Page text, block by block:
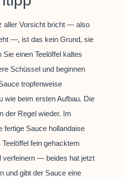
aller Vorsicht bricht — also
—, ist das kein Grund, sie
einen Teelöffel kaltes
Schüssel und beginnen
tropfenweise
wie beim ersten Aufbau. Die
der Regel wieder. Im
fertige Sauce hollandaise
fein gehacktem
verfeinern — beides hat jetzt
und gibt der Sauce eine